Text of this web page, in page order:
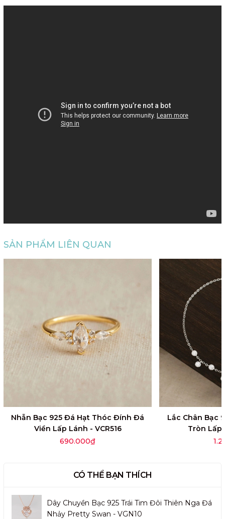
SẢN PHẨM LIÊN QUAN
Nhẫn Bạc 925 Đá Hạt Thóc Đính Đá
Viền Lấp Lánh - VCR516
690.000₫
Lắc Chân Bạc
Tròn Lấp
CÓ THỂ BẠN THÍCH
Dây Chuyền Bạc 925 Trái Tim Đôi Thiên Nga Đá
Nhảy Pretty Swan - VGN10